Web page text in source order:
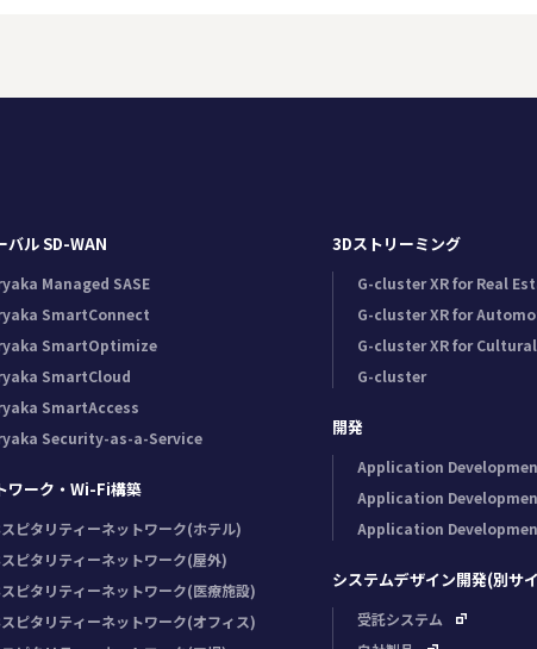
バル SD-WAN
Managed SASE
SmartConnect
SmartOptimize
SmartCloud
SmartAccess
Security-as-a-Service
ワーク・Wi-Fi構築
ピタリティーネットワーク(ホテル)
ピタリティーネットワーク(屋外)
ピタリティーネットワーク(医療施設)
ピタリティーネットワーク(オフィス)
3Dストリーミング
G-cluster XR for Real
G-cluster XR for
G-cluster XR for
G-cluster
開発
Application
Application
Application
システムデザイン開発(別サ
受託システム